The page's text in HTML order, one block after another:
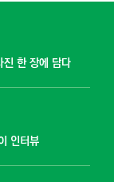
한 장에 담다
인터뷰